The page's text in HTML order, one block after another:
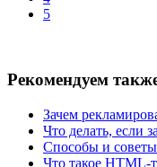
5
Рекомендуем
Зачем
Что делать, если
Способы и
Что такое HTML-